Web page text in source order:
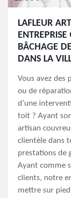
LAFLEUR
ENTREPRISE
BÂCHAGE
DANS LA
Vous avez des
ou de
d’une
toit ? Ayant
artisan
clientèle dans
prestations de
Ayant comme
clients, notre
mettre sur